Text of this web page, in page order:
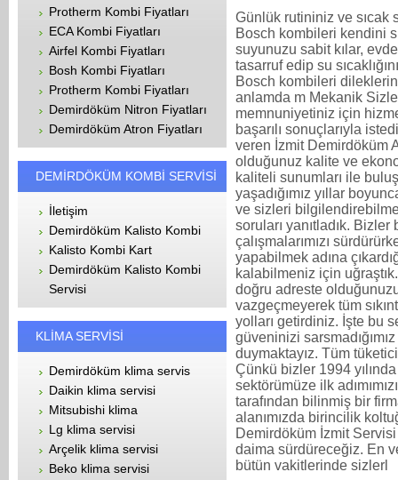
Protherm Kombi Fiyatları
ECA Kombi Fiyatları
Airfel Kombi Fiyatları
Bosh Kombi Fiyatları
Protherm Kombi Fiyatları
Demirdöküm Nitron Fiyatları
Demirdöküm Atron Fiyatları
DEMİRDÖKÜM KOMBİ SERVİSİ
İletişim
Demirdöküm Kalisto Kombi
Kalisto Kombi Kart
Demirdöküm Kalisto Kombi
Servisi
KLİMA SERVİSİ
Demirdöküm klima servis
Daikin klima servisi
Mitsubishi klima
Lg klima servisi
Arçelik klima servisi
Beko klima servisi
Günlük rutininiz ve sıcak
Bosch kombileri kendini
suyunuzu sabit kılar,
tasarruf edip su
Bosch kombileri
anlamda m Mekanik
memnuniyetiniz için
başarılı sonuçlarıyla
veren İzmit Demirdöküm
olduğunuz kalite ve
kaliteli sunumları ile
yaşadığımız yıllar
ve sizleri
soruları yanıtladık.
çalışmalarımızı
yapabilmek adına
kalabilmeniz için
doğru adreste
vazgeçmeyerek tüm
yolları getirdiniz. İşte bu
güveninizi
duymaktayız. Tüm
Çünkü bizler 1994
sektörümüze ilk
tarafından bilinmiş bir
alanımızda birincilik
Demirdöküm İzmit
daima sürdüreceğiz. En
bütün vakitlerinde sizlerl